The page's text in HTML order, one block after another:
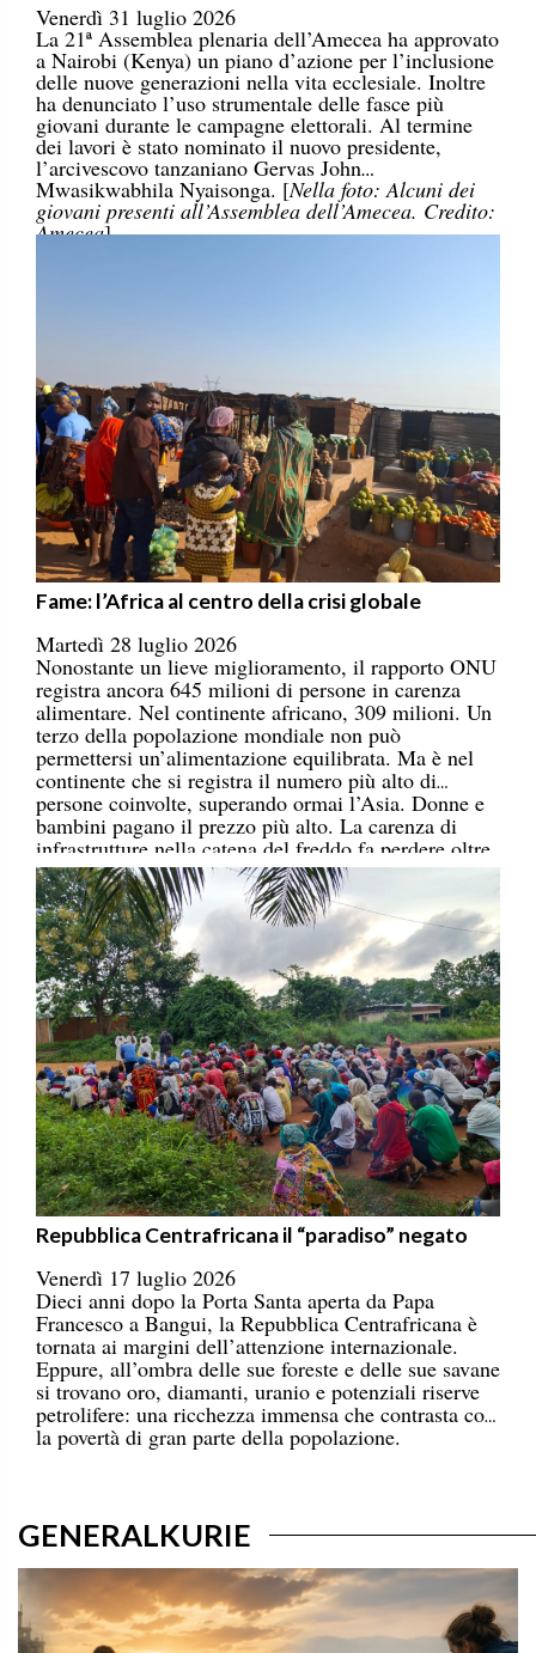
Venerdì 31 luglio 2026
La 21ª Assemblea plenaria dell’Amecea ha approvato
a Nairobi (Kenya) un piano d’azione per l’inclusione
delle nuove generazioni nella vita ecclesiale. Inoltre
ha denunciato l’uso strumentale delle fasce più
giovani durante le campagne elettorali. Al termine
dei lavori è stato nominato il nuovo presidente,
l’arcivescovo tanzaniano Gervas John
Mwasikwabhila Nyaisonga. [Nella foto: Alcuni dei
giovani presenti all’Assemblea dell’Amecea. Credito:
Amecea]
Fame: l’Africa al centro della crisi globale
Martedì 28 luglio 2026
Nonostante un lieve miglioramento, il rapporto ONU
registra ancora 645 milioni di persone in carenza
alimentare. Nel continente africano, 309 milioni. Un
terzo della popolazione mondiale non può
permettersi un’alimentazione equilibrata. Ma è nel
continente che si registra il numero più alto di
persone coinvolte, superando ormai l’Asia. Donne e
bambini pagano il prezzo più alto. La carenza di
infrastrutture nella catena del freddo fa perdere oltre
un terzo della produzione di frutta, verdura, pesce e
latticini.
Repubblica Centrafricana il “paradiso” negato
Venerdì 17 luglio 2026
Dieci anni dopo la Porta Santa aperta da Papa
Francesco a Bangui, la Repubblica Centrafricana è
tornata ai margini dell’attenzione internazionale.
Eppure, all’ombra delle sue foreste e delle sue savane
si trovano oro, diamanti, uranio e potenziali riserve
petrolifere: una ricchezza immensa che contrasta con
la povertà di gran parte della popolazione.
GENERALKURIE